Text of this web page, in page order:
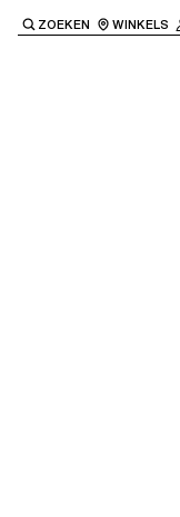
de hoofdnavigatie.
ZOEKEN WINKELS